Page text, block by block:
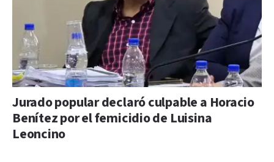
Jurado popular declaró culpable a Horacio
Benítez por el femicidio de Luisina
Leoncino